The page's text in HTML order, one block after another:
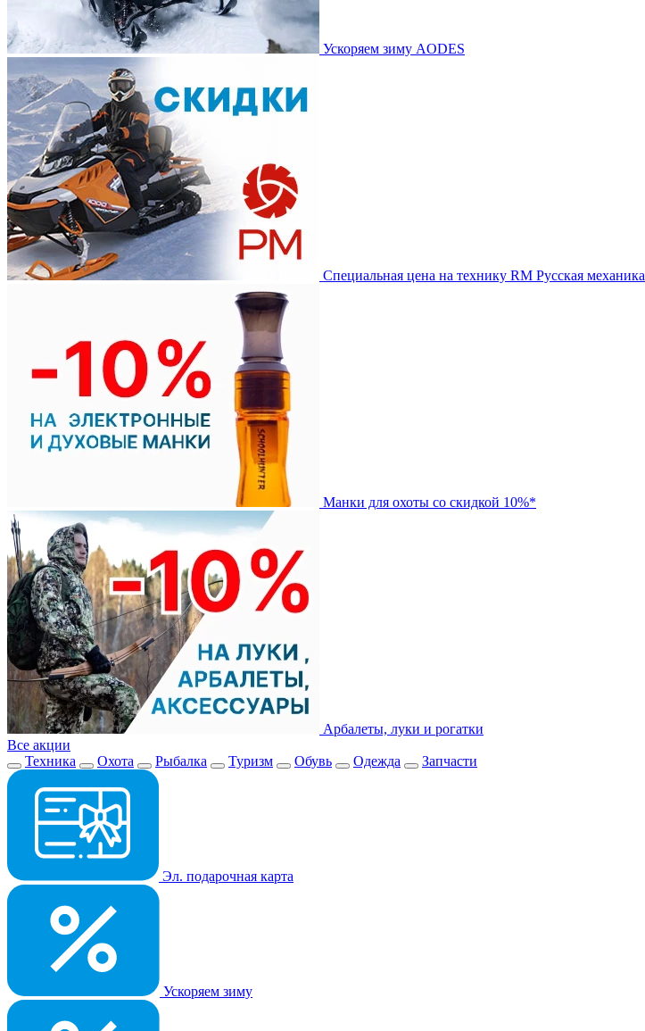
Ускоряем зиму AODES
Специальная цена на технику RM Русская механика
Манки для охоты со скидкой 10%*
Арбалеты, луки и рогатки
Все акции
Техника
Охота Рыбалка Туризм Обувь Одежда Запчасти
Эл. подарочная карта
Ускоряем зиму